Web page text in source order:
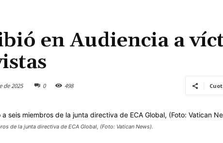
en Audiencia a
de 2025 0 498
de la junta directiva de ECA Global, (Foto: Vatican News).